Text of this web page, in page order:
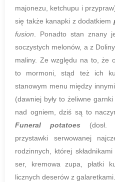
majonezu, ketchupu i
się także kanapki z dodatkiem
fusion. Ponadto stan znany
soczystych melonów, a z Doliny
maliny. Ze względu na to, że
to mormoni, stąd też ich
stanowym menu między
(dawniej były to żeliwne
nad ogniem, dziś są to
Funeral potatoes (dosł.
przystawki serwowanej
rodzinnych, której
ser, kremowa zupa, płatki
licznych deserów z galaretkami.